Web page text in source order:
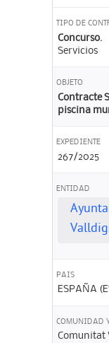
TIPO DE
Concurso.
Servicios
OBJETO
Contracte
piscina
EXPEDIENTE
267/2025
ENTIDAD
PAIS
ESPAÑA
COMUNIDAD
Comunitat